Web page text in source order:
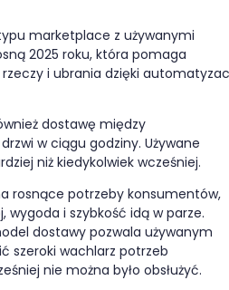
marketplace z używanymi
2025 roku, która pomaga
i ubrania dzięki
dostawę między
w ciągu godziny. Używane
niż kiedykolwiek wcześniej.
rosnące potrzeby konsumentów,
wygoda i szybkość idą w parze.
dostawy pozwala używanym
szeroki wachlarz potrzeb
nie można było obsłużyć.